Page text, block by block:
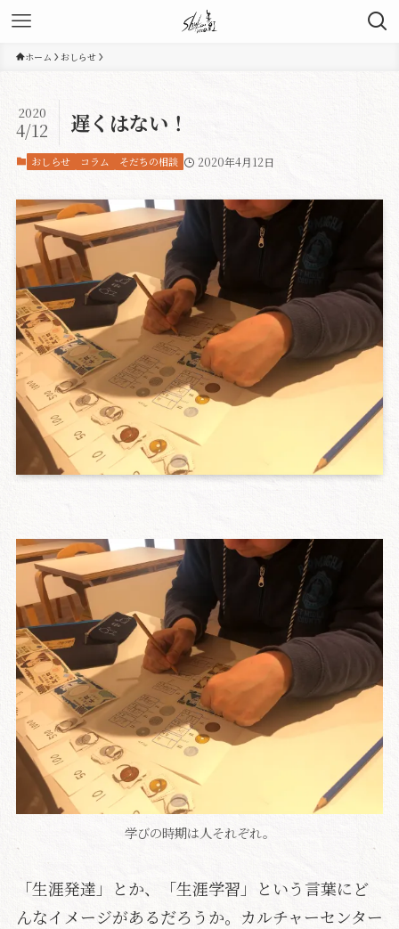
ホーム おしらせ
遅くはない！
2020
4/12
おしらせ コラム そだちの相談 2020年4月12日
学びの時期は人それぞれ。
「生涯発達」とか、「生涯学習」という言葉にど
んなイメージがあるだろうか。カルチャーセンター